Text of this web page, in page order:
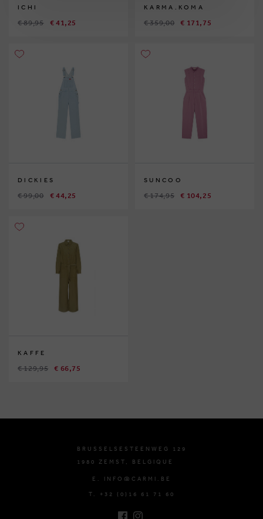
ICHI
€ 89,95 € 41,25
KARMA.KOMA
€ 359,00 € 171,75
DICKIES
€ 99,00 € 44,25
SUNCOO
€ 174,95 € 104,25
KAFFE
€ 129,95 € 66,75
BRUSSELSESTEENWEG 129
1980 ZEMST, BELGIQUE
E. INFO@CARMI.BE
T. +32 (0)16 61 71 60